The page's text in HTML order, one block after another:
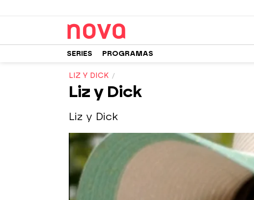
SERIES PROGRAMAS
LIZ Y DICK
Liz y Dick
Liz y Dick